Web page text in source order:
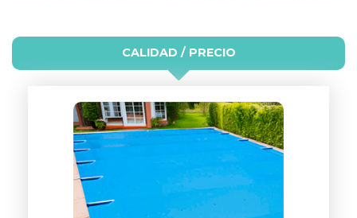
CALIDAD / PRECIO